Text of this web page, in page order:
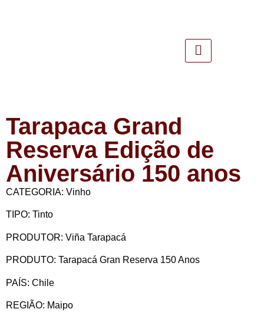
Tarapaca Grand
Reserva Edição de
Aniversário 150 anos
CATEGORIA: Vinho
TIPO: Tinto
PRODUTOR: Viña Tarapacá
PRODUTO: Tarapacá Gran Reserva 150 Anos
PAÍS: Chile
REGIÃO: Maipo